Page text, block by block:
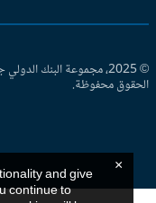
© 2025، مجموعة البنك الدولي
محفوظة.
and give
continue to